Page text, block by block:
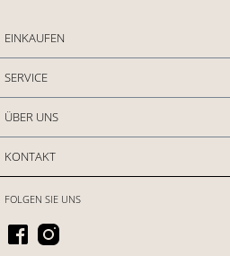
EINKAUFEN
SERVICE
ÜBER UNS
KONTAKT
FOLGEN SIE UNS